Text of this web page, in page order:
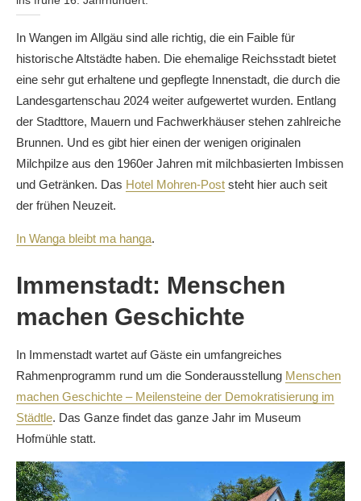
In Wangen im Allgäu sind alle richtig, die ein Faible für
historische Altstädte haben. Die ehemalige Reichsstadt bietet
eine sehr gut erhaltene und gepflegte Innenstadt, die durch die
Landesgartenschau 2024 weiter aufgewertet wurden. Entlang
der Stadttore, Mauern und Fachwerkhäuser stehen zahlreiche
Brunnen. Und es gibt hier einen der wenigen originalen
Milchpilze aus den 1960er Jahren mit milchbasierten Imbissen
und Getränken. Das Hotel Mohren-Post steht hier auch seit
der frühen Neuzeit.
In Wanga bleibt ma hanga.
Immenstadt: Menschen
machen Geschichte
In Immenstadt wartet auf Gäste ein umfangreiches
Rahmenprogramm rund um die Sonderausstellung Menschen
machen Geschichte – Meilensteine der Demokratisierung im
Städtle. Das Ganze findet das ganze Jahr im Museum
Hofmühle statt.